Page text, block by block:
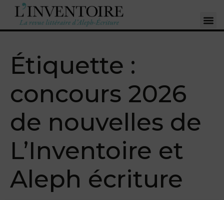
Étiquette :
concours 2026
de nouvelles de
L’Inventoire et
Aleph écriture